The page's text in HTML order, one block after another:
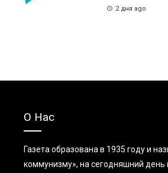
2 дня ago
О Нас
Газета образована в 1935 году и
коммунизму», на сегодняшний день